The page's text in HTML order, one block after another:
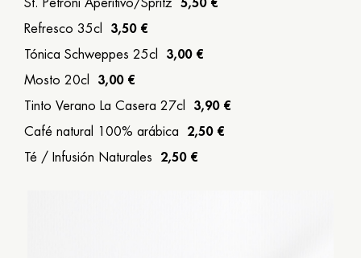
St. Petroni Aperitivo/Spritz
5,50 €
Refresco 35cl
3,50 €
Tónica Schweppes 25cl
3,00 €
Mosto 20cl
3,00 €
Tinto Verano La Casera 27cl
3,90 €
Café natural 100% arábica
2,50 €
Té / Infusión Naturales
2,50 €